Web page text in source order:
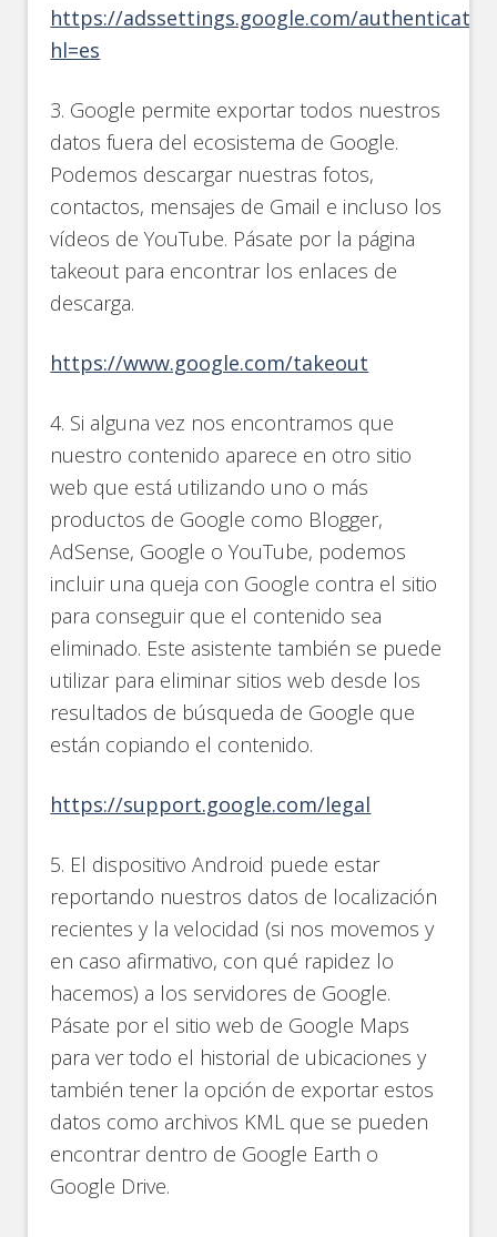
https://adssettings.google.com/
hl=es
3. Google permite exportar todos nuestros
datos fuera del ecosistema de Google.
Podemos descargar nuestras fotos,
contactos, mensajes de Gmail e incluso los
vídeos de YouTube. Pásate por la página
takeout para encontrar los enlaces de
descarga.
https://www.google.com/takeout
4. Si alguna vez nos encontramos que
nuestro contenido aparece en otro sitio
web que está utilizando uno o más
productos de Google como Blogger,
AdSense, Google o YouTube, podemos
incluir una queja con Google contra el sitio
para conseguir que el contenido sea
eliminado. Este asistente también se puede
utilizar para eliminar sitios web desde los
resultados de búsqueda de Google que
están copiando el contenido.
https://support.google.com/legal
5. El dispositivo Android puede estar
reportando nuestros datos de localización
recientes y la velocidad (si nos movemos y
en caso afirmativo, con qué rapidez lo
hacemos) a los servidores de Google.
Pásate por el sitio web de Google Maps
para ver todo el historial de ubicaciones y
también tener la opción de exportar estos
datos como archivos KML que se pueden
encontrar dentro de Google Earth o
Google Drive.